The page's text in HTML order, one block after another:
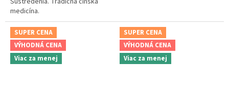
medicína.
SUPER CENA
VÝHODNÁ CENA
Viac za menej
SUPER CENA
VÝHODNÁ CENA
Viac za menej